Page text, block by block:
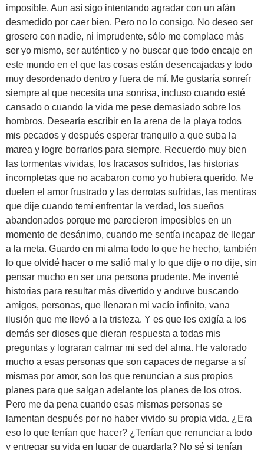
imposible. Aun así sigo intentando agradar con un afán
desmedido por caer bien. Pero no lo consigo. No deseo ser
grosero con nadie, ni imprudente, sólo me complace más
ser yo mismo, ser auténtico y no buscar que todo encaje en
este mundo en el que las cosas están desencajadas y todo
muy desordenado dentro y fuera de mí. Me gustaría sonreír
siempre al que necesita una sonrisa, incluso cuando esté
cansado o cuando la vida me pese demasiado sobre los
hombros. Desearía escribir en la arena de la playa todos
mis pecados y después esperar tranquilo a que suba la
marea y logre borrarlos para siempre. Recuerdo muy bien
las tormentas vividas, los fracasos sufridos, las historias
incompletas que no acabaron como yo hubiera querido. Me
duelen el amor frustrado y las derrotas sufridas, las mentiras
que dije cuando temí enfrentar la verdad, los sueños
abandonados porque me parecieron imposibles en un
momento de desánimo, cuando me sentía incapaz de llegar
a la meta. Guardo en mi alma todo lo que he hecho, también
lo que olvidé hacer o me salió mal y lo que dije o no dije, sin
pensar mucho en ser una persona prudente. Me inventé
historias para resultar más divertido y anduve buscando
amigos, personas, que llenaran mi vacío infinito, vana
ilusión que me llevó a la tristeza. Y es que les exigía a los
demás ser dioses que dieran respuesta a todas mis
preguntas y lograran calmar mi sed del alma. He valorado
mucho a esas personas que son capaces de negarse a sí
mismas por amor, son los que renuncian a sus propios
planes para que salgan adelante los planes de los otros.
Pero me da pena cuando esas mismas personas se
lamentan después por no haber vivido su propia vida. ¿Era
eso lo que tenían que hacer? ¿Tenían que renunciar a todo
y entregar su vida en lugar de guardarla? No sé si tenían